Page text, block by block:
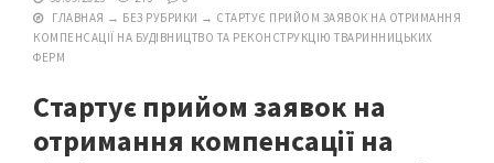
ГЛАВНАЯ → БЕЗ РУБРИКИ → CТАРТУЄ ПРИЙОМ ЗАЯВОК НА ОТРИМАННЯ
КОМПЕНСАЦІЇ НА БУДІВНИЦТВО ТА РЕКОНСТРУКЦІЮ ТВАРИННИЦЬКИХ
ФЕРМ
Cтартує прийом заявок на
отримання компенсації на